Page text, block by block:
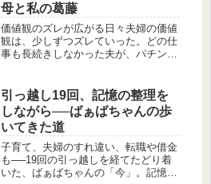
母と私の葛藤
価値観のズレが広がる日々夫婦の価値
観は、少しずつズレていった。どの仕
事も長続きしなかった夫が、パチンコ
まるで天職を見つけたかのようだっ
た。休日も返上し、新台を試し打ちす
るた...
引っ越し19回、記憶の整理を
しながら──ばぁばちゃんの歩
いてきた道
子育て、夫婦のすれ違い、転職や借金
も──19回の引っ越しを経てたどり着
いた、ばぁばちゃんの「今」。記憶の